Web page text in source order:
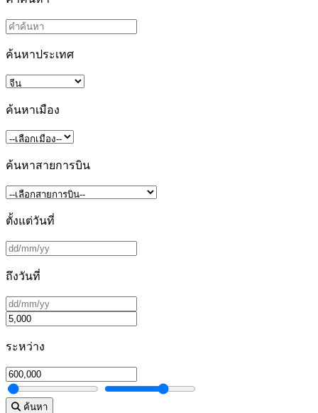
ค้นหาประเทศ
ค้นหาเมือง
ค้นหาสายการบิน
ตั้งแต่วันที่
ถึงวันที่
ระหว่าง
ค้นหา